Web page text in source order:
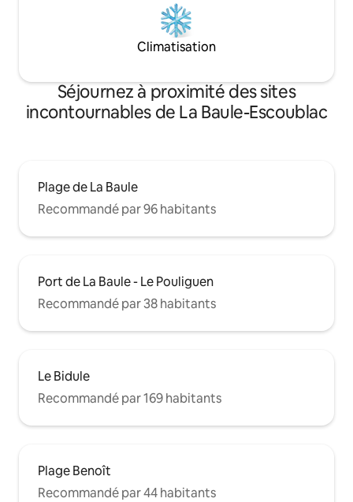
Climatisation
Séjournez à proximité des sites
incontournables de La Baule-Escoublac
Plage de La Baule
Recommandé par 96 habitants
Port de La Baule - Le Pouliguen
Recommandé par 38 habitants
Le Bidule
Recommandé par 169 habitants
Plage Benoît
Recommandé par 44 habitants